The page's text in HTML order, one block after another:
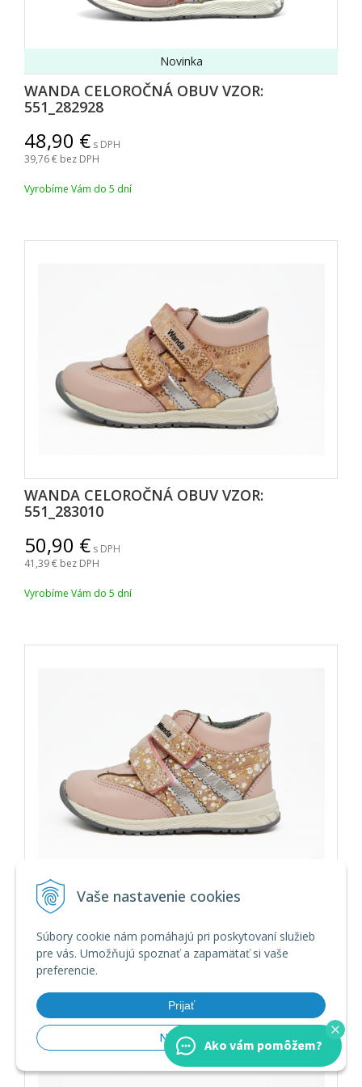
Vaše nastavenie cookies
Súbory cookie nám pomáhajú pri poskytovaní služieb
pre vás. Umožňujú spoznať a zapamätať si vaše
preferencie.
Prijať
Nastaviť
WANDA CELOROČNÁ OBUV VZOR:
551_282928
Novinka
48,90
s DPH
39,76 bez DPH
Vyrobíme Vám do 5 dní
WANDA CELOROČNÁ OBUV VZOR:
551_283010
50,90
s DPH
41,39 bez DPH
Vyrobíme Vám do 5 dní
WANDA CELOROČNÁ OBUV VZOR:
551_281010
50,90
s DPH
41,39bez DPH
Vyrobíme Vám do 5 dní
Ako vám pomôžem?
Zľava 5 % na prvý
nákup?
ÁNO Nie